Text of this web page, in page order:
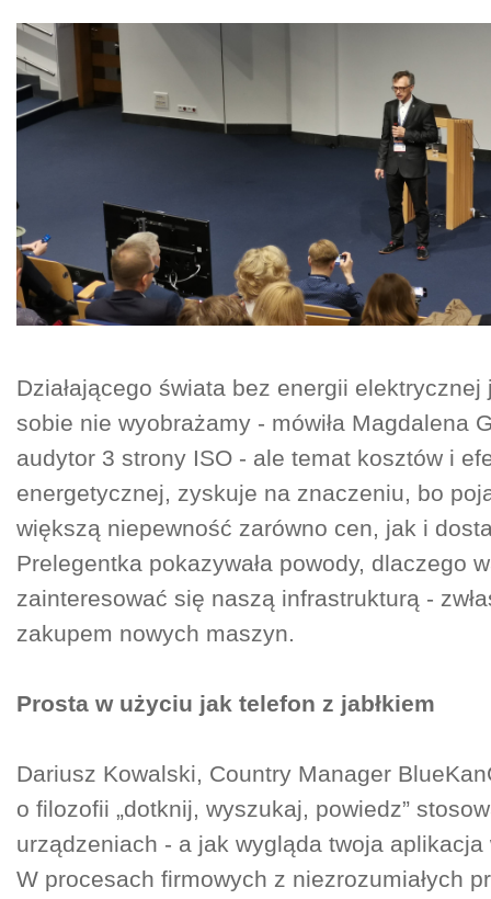
Działającego świata bez energii elektrycznej
sobie nie wyobrażamy - mówiła Magdalena
audytor 3 strony ISO - ale temat kosztów i
energetycznej, zyskuje na znaczeniu, bo
większą niepewność zarówno cen, jak i
Prelegentka pokazywała powody, dlaczego
zainteresować się naszą infrastrukturą -
zakupem nowych maszyn.
Prosta w użyciu jak telefon z jabłkiem
Dariusz Kowalski, Country Manager
o filozofii „dotknij, wyszukaj, powiedz”
urządzeniach - a jak wygląda twoja aplikacja
W procesach firmowych z niezrozumiałych